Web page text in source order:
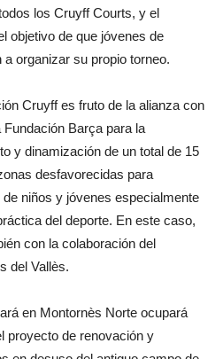
los Cruyff Courts, y el
objetivo de que jóvenes de
organizar su propio torneo.
Cruyff es fruto de la alianza con
Fundación Barça para la
y dinamización de un total de 15
desfavorecidas para
niños y jóvenes especialmente
del deporte. En este caso,
con la colaboración del
del Vallès.
en Montornès Norte ocupará
proyecto de renovación y